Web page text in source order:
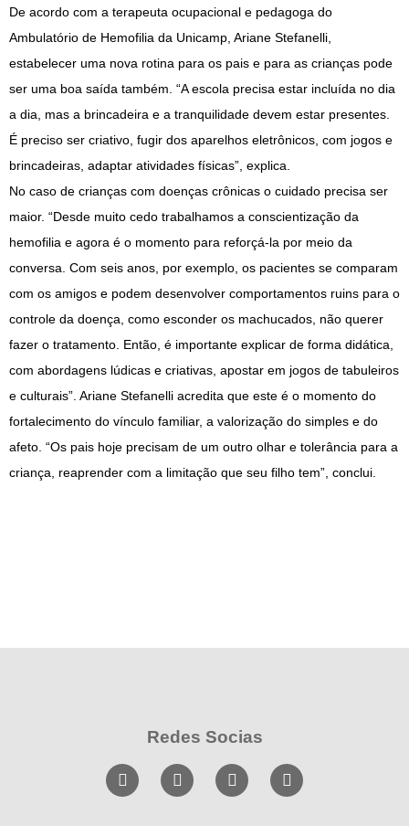
De acordo com a terapeuta ocupacional e pedagoga do
Ambulatório de Hemofilia da Unicamp, Ariane Stefanelli,
estabelecer uma nova rotina para os pais e para as crianças pode
ser uma boa saída também. “A escola precisa estar incluída no dia
a dia, mas a brincadeira e a tranquilidade devem estar presentes.
É preciso ser criativo, fugir dos aparelhos eletrônicos, com jogos e
brincadeiras, adaptar atividades físicas”, explica.
No caso de crianças com doenças crônicas o cuidado precisa ser
maior. “Desde muito cedo trabalhamos a conscientização da
hemofilia e agora é o momento para reforçá-la por meio da
conversa. Com seis anos, por exemplo, os pacientes se comparam
com os amigos e podem desenvolver comportamentos ruins para o
controle da doença, como esconder os machucados, não querer
fazer o tratamento. Então, é importante explicar de forma didática,
com abordagens lúdicas e criativas, apostar em jogos de tabuleiros
e culturais”. Ariane Stefanelli acredita que este é o momento do
fortalecimento do vínculo familiar, a valorização do simples e do
afeto. “Os pais hoje precisam de um outro olhar e tolerância para a
criança, reaprender com a limitação que seu filho tem”, conclui.
Redes Socias